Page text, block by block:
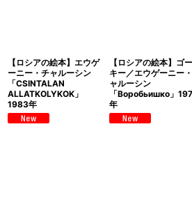
【ロシアの絵本】エウゲ
ーニー・チャルーシン
「CSINTALAN
ALLATKOLYKOK」
1983年
【ロシアの絵本】ゴ
キー／エウゲーニー
ャルーシン
「Воробьишко」
年